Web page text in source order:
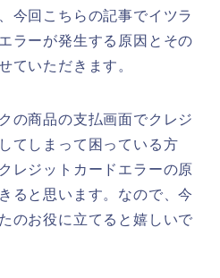
今回こちらの記事でイツラ
ラーが発生する原因とその
ていただきます。
の商品の支払画面でクレジ
てしまって困っている方
レジットカードエラーの原
ると思います。なので、今
のお役に立てると嬉しいで